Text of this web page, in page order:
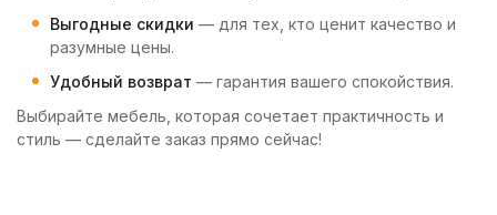
Выгодные скидки — для тех, кто ценит качество и
разумные цены.
Удобный возврат — гарантия вашего спокойствия.
Выбирайте мебель, которая сочетает практичность и
стиль — сделайте заказ прямо сейчас!